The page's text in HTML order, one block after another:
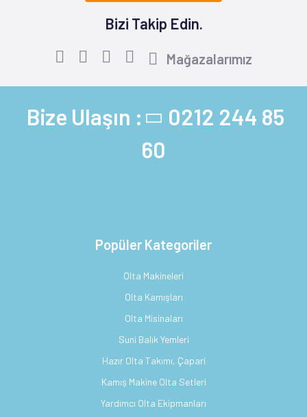
Bizi Takip Edin.
Mağazalarımız
Bize Ulaşın : 0212 244 85
60
Popüler Kategoriler
Olta Makineleri
Olta Kamışları
Olta Misinaları
Suni Balık Yemleri
Hazır Olta Takımı, Çapari
Kamış Makine Olta Setleri
Yardımcı Olta Ekipmanları